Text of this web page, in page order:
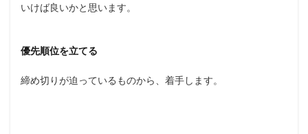
いけば良いかと思います。
優先順位を立てる
締め切りが迫っているものから、着手します。